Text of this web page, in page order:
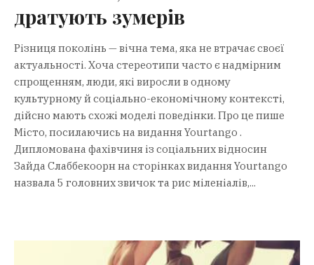
дратують зумерів
Різниця поколінь — вічна тема, яка не втрачає своєї
актуальності. Хоча стереотипи часто є надмірним
спрощенням, люди, які виросли в одному
культурному й соціально-економічному контексті,
дійсно мають схожі моделі поведінки. Про це пише
Місто, посилаючись на видання Yourtango .
Дипломована фахівчиня із соціальних відносин
Зайда Слаббекоорн на сторінках видання Yourtango
назвала 5 головних звичок та рис міленіалів,...